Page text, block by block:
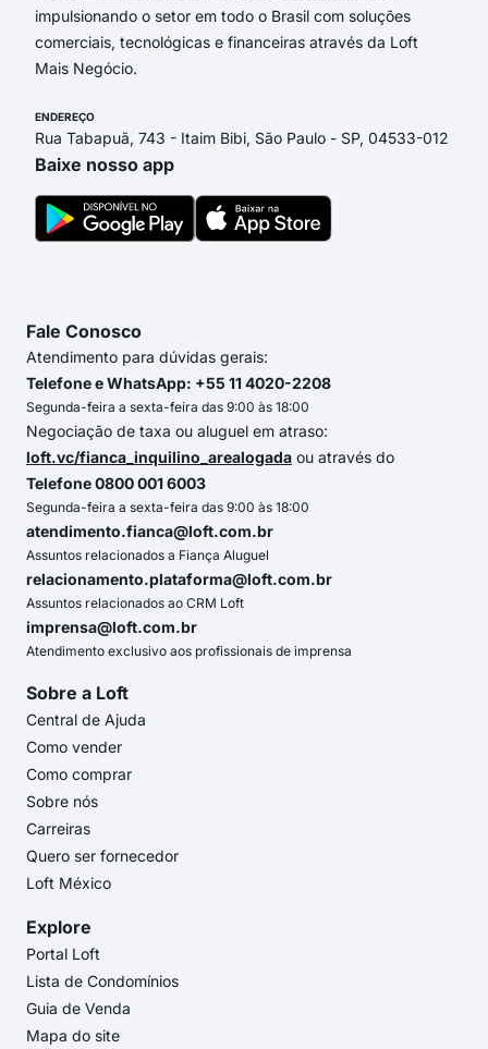
impulsionando o setor em todo o Brasil com soluções
comerciais, tecnológicas e financeiras através da Loft
Mais Negócio.
ENDEREÇO
Rua Tabapuã, 743 - Itaim Bibi, São Paulo - SP, 04533-012
Baixe nosso app
Fale Conosco
Atendimento para dúvidas gerais:
Telefone e WhatsApp: +55 11 4020-2208
Segunda-feira a sexta-feira das 9:00 às 18:00
Negociação de taxa ou aluguel em atraso:
loft.vc/fianca_inquilino_arealogada ou através do
Telefone 0800 001 6003
Segunda-feira a sexta-feira das 9:00 às 18:00
atendimento.fianca@loft.com.br
Assuntos relacionados a Fiança Aluguel
relacionamento.plataforma@loft.com.br
Assuntos relacionados ao CRM Loft
imprensa@loft.com.br
Atendimento exclusivo aos profissionais de imprensa
Sobre a Loft
Central de Ajuda
Como vender
Como comprar
Sobre nós
Carreiras
Quero ser fornecedor
Loft México
Explore
Portal Loft
Lista de Condomínios
Guia de Venda
Mapa do site